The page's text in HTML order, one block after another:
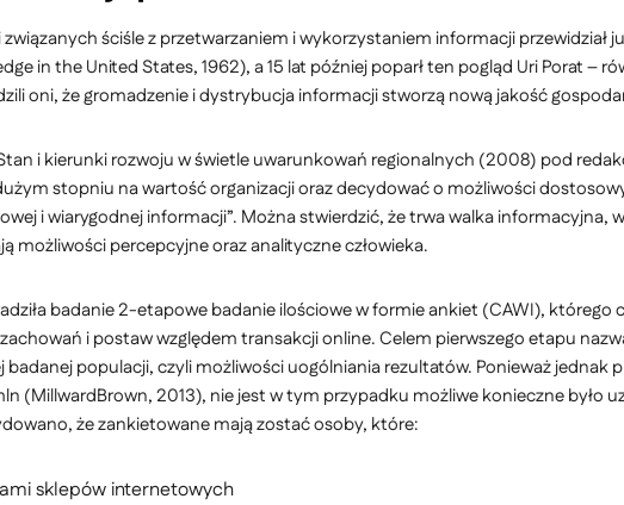
związanych ściśle z przetwarzaniem i wykorzystaniem informacji
in the United States, 1962), a 15 lat później poparł ten pogląd Uri Porat –
oni, że gromadzenie i dystrybucja informacji stworzą nową jakość
i kierunki rozwoju w świetle uwarunkowań regionalnych (2008) pod
stopniu na wartość organizacji oraz decydować o możliwości
i wiarygodnej informacji”. Można stwierdzić, że trwa walka
możliwości percepcyjne oraz analityczne człowieka.
badanie 2-etapowe badanie ilościowe w formie ankiet (CAWI),
i postaw względem transakcji online. Celem pierwszego etapu
populacji, czyli możliwości uogólniania rezultatów. Ponieważ jednak
(MillwardBrown, 2013), nie jest w tym przypadku możliwe konieczne
że zankietowane mają zostać osoby, które:
sklepów internetowych